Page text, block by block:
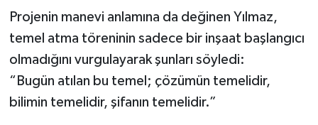
Projenin manevi anlamına da değinen Yılmaz,
temel atma töreninin sadece bir inşaat başlangıcı
olmadığını vurgulayarak şunları söyledi:
“Bugün atılan bu temel; çözümün temelidir,
bilimin temelidir, şifanın temelidir.”